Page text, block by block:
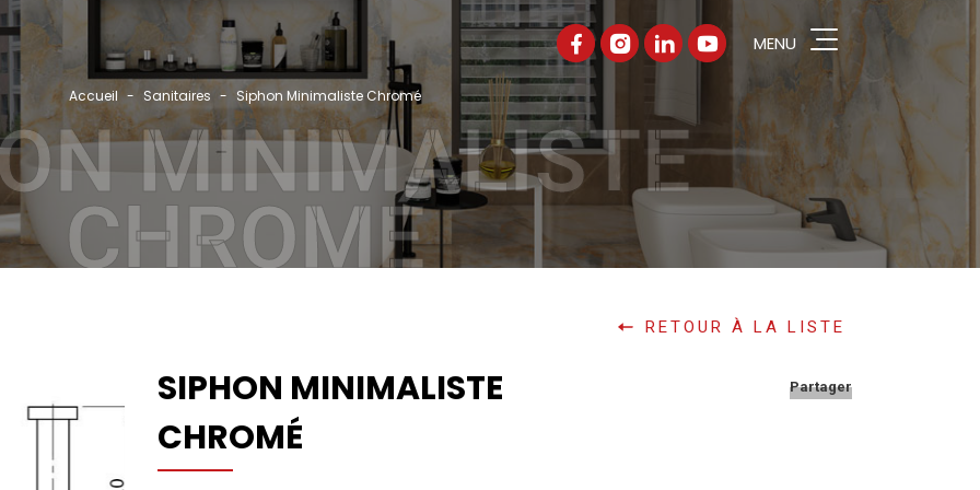
MENU
Rechercher
GROUPE
NOS PRODUITS
ACTUALITÉS
Accueil Sanitaires Siphon Minimaliste Chromé
MINIMALISTE
CHROMÉ
RETOUR À LA LISTE
SIPHON MINIMALISTE
CHROMÉ
Partager